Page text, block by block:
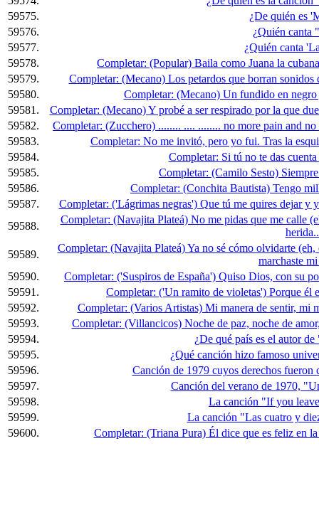
59575.
¿De quién es
59576.
¿Quién canta
59577.
¿Quién canta
59578.
Completar: (Popular) Baila como Juana la
59579.
Completar: (Mecano) Los petardos que borran
59580.
Completar: (Mecano) Un fundido en
59581.
Completar: (Mecano) Y probé a ser respirado por la que
59582.
Completar: (Zucchero) ........ .... ........ no more pain and
59583.
Completar: No me invitó, pero yo fui. Tras la
59584.
Completar: Si tú no te das
59585.
Completar: (Camilo Sesto)
59586.
Completar: (Conchita Bautista) Tengo
59587.
Completar: ('Lágrimas negras') Que tú me quires dejar
59588.
Completar: (Navajita Plateá) No me pidas que me calle
59589.
Completar: (Navajita Plateá) Ya no sé cómo olvidarte
marchaste
59590.
Completar: ('Suspiros de España') Quiso Dios, con su
59591.
Completar: ('Un ramito de violetas') Porque él
59592.
Completar: (Varios Artistas) Mi manera de sentir, mi
59593.
Completar: (Villancicos) Noche de paz, noche de
59594.
¿De qué país es el autor
59595.
¿Qué canción hizo famoso
59596.
Canción de 1979 cuyos derechos
59597.
Canción del verano de 1970,
59598.
La canción "If you
59599.
La canción "Las cuatro y
59600.
Completar: (Triana Pura) Él dice que es feliz en